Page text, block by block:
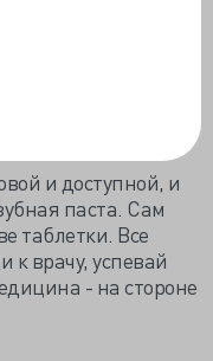
ответвления
и доступной, и
паста. Сам
таблетки. Все
к врачу, успевай
- на стороне